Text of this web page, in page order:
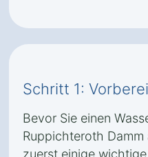
Schritt 1:
Bevor Sie einen
Ruppichteroth
zuerst einige